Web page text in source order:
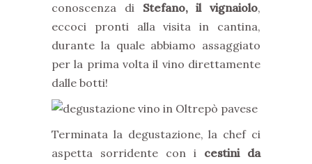
conoscenza di Stefano, il vignaiolo,
eccoci pronti alla visita in cantina,
durante la quale abbiamo assaggiato
per la prima volta il vino direttamente
dalle botti!
Terminata la degustazione, la chef ci
aspetta sorridente con i cestini da